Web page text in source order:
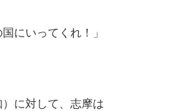
にいってくれ！」
に対して、志摩は